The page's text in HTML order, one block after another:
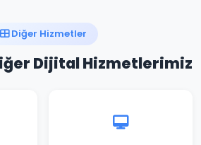
Diğer Hizmetler
Dijital Hizmetlerimiz